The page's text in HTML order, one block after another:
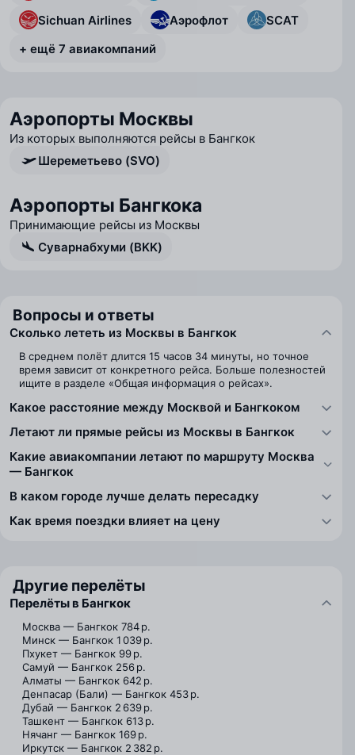
Sichuan Airlines
Аэрофлот
SCAT
+ ещё 7 авиакомпаний
Аэропорты Москвы
Из которых выполняются рейсы в Бангкок
Шереметьево (SVO)
Аэропорты Бангкока
Принимающие рейсы из Москвы
Суварнабхуми (BKK)
Вопросы и ответы
Сколько лететь из Москвы в Бангкок
В среднем полёт длится 15 часов 34 минуты, но точное
время зависит от конкретного рейса. Больше полезностей
ищите в разделе «Общая информация о рейсах».
Какое расстояние между Москвой и Бангкоком
Летают ли прямые рейсы из Москвы в Бангкок
Какие авиакомпании летают по маршруту Москва
— Бангкок
В каком городе лучше делать пересадку
Как время поездки влияет на цену
Другие перелёты
Перелёты в Бангкок
Москва — Бангкок 784 р.
Минск — Бангкок 1 039 р.
Пхукет — Бангкок 99 р.
Самуй — Бангкок 256 р.
Алматы — Бангкок 642 р.
Денпасар (Бали) — Бангкок 453 р.
Дубай — Бангкок 2 639 р.
Ташкент — Бангкок 613 р.
Нячанг — Бангкок 169 р.
Иркутск — Бангкок 2 382 р.